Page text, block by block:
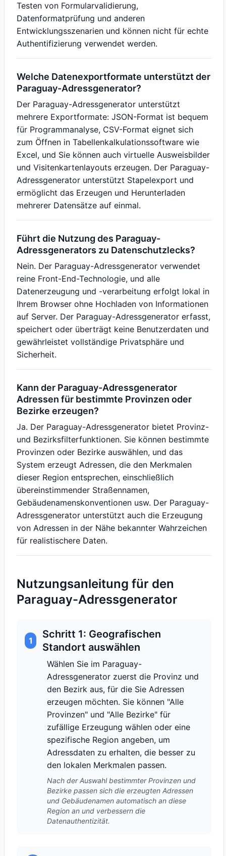
Testen von Formularvalidierung,
Datenformatprüfung und anderen
Entwicklungsszenarien und können nicht für echte
Authentifizierung verwendet werden.
Welche Datenexportformate unterstützt der
Paraguay-Adressgenerator?
Der Paraguay-Adressgenerator unterstützt
mehrere Exportformate: JSON-Format ist bequem
für Programmanalyse, CSV-Format eignet sich
zum Öffnen in Tabellenkalkulationssoftware wie
Excel, und Sie können auch virtuelle Ausweisbilder
und Visitenkartenlayouts erzeugen. Der Paraguay-
Adressgenerator unterstützt Stapelexport und
ermöglicht das Erzeugen und Herunterladen
mehrerer Datensätze auf einmal.
Führt die Nutzung des Paraguay-
Adressgenerators zu Datenschutzlecks?
Nein. Der Paraguay-Adressgenerator verwendet
reine Front-End-Technologie, und alle
Datenerzeugung und -verarbeitung erfolgt lokal in
Ihrem Browser ohne Hochladen von Informationen
auf Server. Der Paraguay-Adressgenerator erfasst,
speichert oder überträgt keine Benutzerdaten und
gewährleistet vollständige Privatsphäre und
Sicherheit.
Kann der Paraguay-Adressgenerator
Adressen für bestimmte Provinzen oder
Bezirke erzeugen?
Ja. Der Paraguay-Adressgenerator bietet Provinz-
und Bezirksfilterfunktionen. Sie können bestimmte
Provinzen oder Bezirke auswählen, und das
System erzeugt Adressen, die den Merkmalen
dieser Region entsprechen, einschließlich
übereinstimmender Straßennamen,
Gebäudenamenskonventionen usw. Der Paraguay-
Adressgenerator unterstützt auch die Erzeugung
von Adressen in der Nähe bekannter Wahrzeichen
für realistischere Daten.
Nutzungsanleitung für den
Paraguay-Adressgenerator
1
Schritt 1: Geografischen
Standort auswählen
Wählen Sie im Paraguay-
Adressgenerator zuerst die Provinz und
den Bezirk aus, für die Sie Adressen
erzeugen möchten. Sie können "Alle
Provinzen" und "Alle Bezirke" für
zufällige Erzeugung wählen oder eine
spezifische Region angeben, um
Adressdaten zu erhalten, die besser zu
den lokalen Merkmalen passen.
Nach der Auswahl bestimmter Provinzen und
Bezirke passen sich die erzeugten Adressen
und Gebäudenamen automatisch an diese
Region an und verbessern die
Datenauthentizität.